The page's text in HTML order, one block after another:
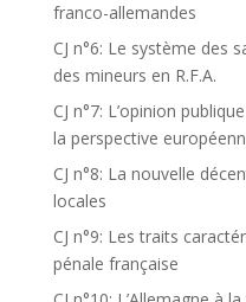
franco-allemandes
CJ n°6: Le système des
des mineurs en R.F.A.
CJ n°7: L’opinion
la perspective
CJ n°8: La nouvelle
locales
CJ n°9: Les traits
pénale française